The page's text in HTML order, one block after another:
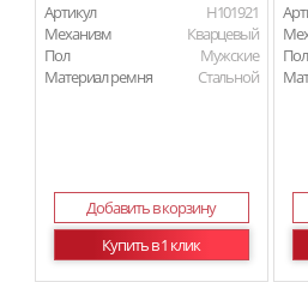
Артикул
H101921
Механизм
Кварцевый
Пол
Мужские
Материал ремня
Стальной
Добавить в корзину
Купить в 1 клик
Пол